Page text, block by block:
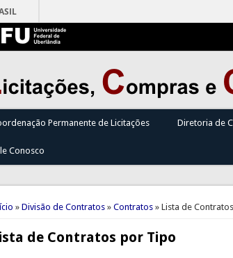
Permanente de Licitações Diretoria de
Conosco
está aqui
» Divisão de Contratos» Contratos» Lista de
de Contratos por Tipo